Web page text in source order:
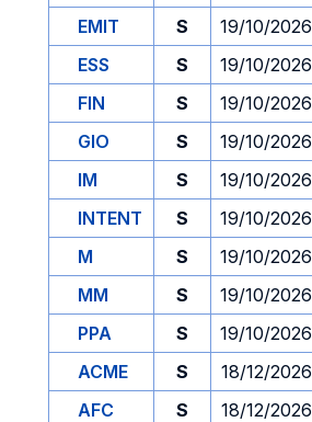
EMIT S 19/10/2026
ESS
S 19/10/2026
FIN
S 19/10/2026
GIO
S 19/10/2026
IM
S 19/10/2026
INTENT
S 19/10/2026
M
S 19/10/2026
MM
S 19/10/2026
PPA
S 19/10/2026
ACME
S 18/12/2026
AFC
S 18/12/2026